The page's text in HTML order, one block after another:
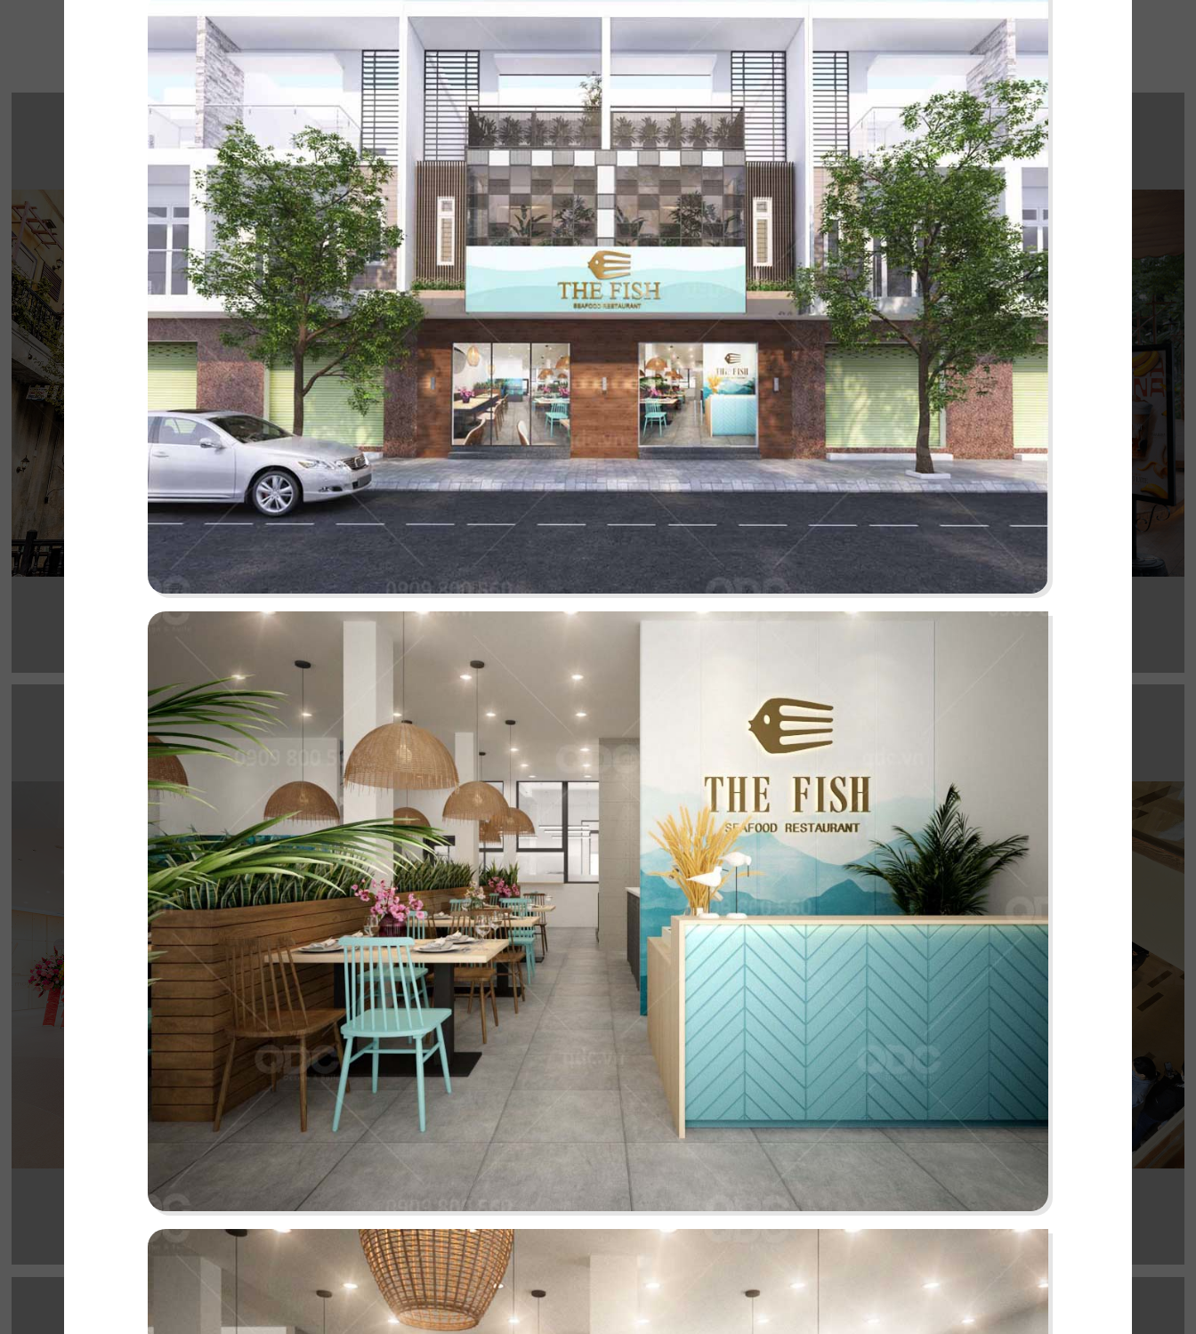
THE STREET "NHẬU CÓ
CHẤT"
The Street được dựa trên văn hóa vỉa hè độc đáo, xen lẫn hơi
thở của đường phố, mang đến vẻ đẹp Việt Nam đặc trưng
cho thực khách
Chi tiết
KATINAT WATERBUS
Dự án được chúng tôi hoàn thiện gấp rút trong 35 ngày,
mang đến một không gian thưởng thức cafe - trà sữa ấn
tượng
Chi tiết
BẮC KIM THANG
Nhà hàng Bắc Kim Thang được thiết kế theo phong cách Việt
Nam dân gian đương đại...
Chi tiết
PHÊ LA
Dự án mới nhất của chúng tôi, Phê La - Biên Hòa tọa lạc trên
con đường Võ Thị Sáu sầm uất...
Chi tiết